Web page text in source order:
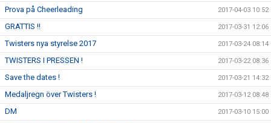
Prova på Cheerleading 2017-04-03 10:52
GRATTIS !! 2017-03-31 12:06
Twisters nya styrelse 2017 2017-03-24 08:14
TWISTERS I PRESSEN ! 2017-03-22 08:36
Save the dates ! 2017-03-21 14:32
Medaljregn över Twisters ! 2017-03-12 08:48
DM 2017-03-10 15:00